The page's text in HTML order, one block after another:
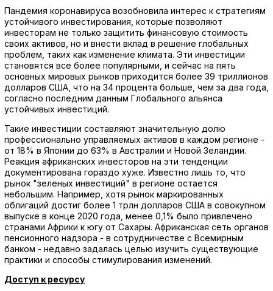
Пандемия коронавируса возобновила интерес к стратегиям
устойчивого инвестирования, которые позволяют
инвесторам не только защитить финансовую стоимость
своих активов, но и внести вклад в решение глобальных
проблем, таких как изменение климата. Эти инвестиции
становятся все более популярными, и сейчас на пять
основных мировых рынков приходится более 39 триллионов
долларов США, что на 34 процента больше, чем за два года,
согласно последним данным Глобального альянса
устойчивых инвестиций.
Такие инвестиции составляют значительную долю
профессионально управляемых активов в каждом регионе -
от 18% в Японии до 63% в Австралии и Новой Зеландии.
Реакция африканских инвесторов на эти тенденции
документирована гораздо хуже. Известно лишь то, что
рынок "зеленых инвестиций" в регионе остается
небольшим. Например, хотя рынок маркированных
облигаций достиг более 1 трлн долларов США в совокупном
выпуске в конце 2020 года, менее 0,1% было привлечено
странами Африки к югу от Сахары. Африканская сеть органов
пенсионного надзора - в сотрудничестве с Всемирным
банком - недавно задалась целью изучить существующие
практики и способы стимулирования изменений.
Доступ к ресурсу